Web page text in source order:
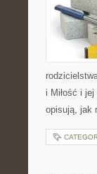
i Miłość i
opisują, jak